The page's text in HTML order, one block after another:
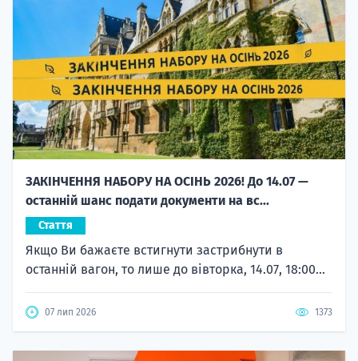
ЗАКІНЧЕННЯ НАБОРУ НА ОСІНЬ 2026! До 14.07 —
останній шанс подати документи на вс...
Стаття
Якщо Ви бажаєте встигнути застрибнути в
останній вагон, то лише до вівторка, 14.07, 18:00...
07 лип 2026 1373